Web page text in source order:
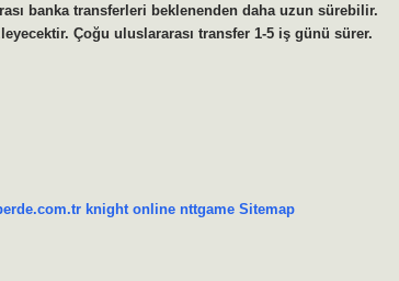
banka transferleri beklenenden daha uzun sürebilir.
Çoğu uluslararası transfer 1-5 iş günü sürer.
knight online nttgame Sitemap